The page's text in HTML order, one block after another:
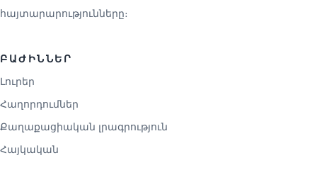
հայտարարությունները։
ԲԱԺԻՆՆԵՐ
Լուրեր
Հաղորդումներ
Քաղաքացիական լրագրություն
Հայկական